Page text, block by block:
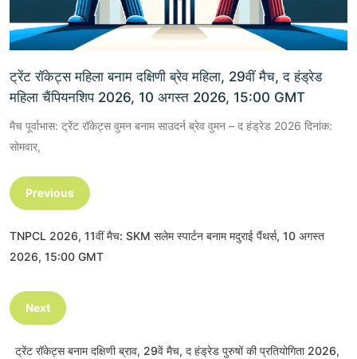
ट्रेंट रॉकेट्स महिला बनाम दक्षिणी ब्रेव महिला, 29वीं मैच, द हंड्रेड
महिला चैंपियनशिप 2026, 10 अगस्त 2026, 15:00 GMT
मैच पूर्वाभास: ट्रेंट रॉकेट्स वुमन बनाम साउदर्न ब्रेव वुमन – द हंड्रेड 2026 दिनांक:
सोमवार,
Previous
TNPCL 2026, 11वीं मैच: SKM सलेम स्पार्टन बनाम मदुराई पैंथर्स, 10 अगस्त
2026, 15:00 GMT
Next
ट्रेंट रॉकेट्स बनाम दक्षिणी ब्राव, 29वें मैच, द हंड्रेड पुरुषों की प्रतियोगिता 2026,